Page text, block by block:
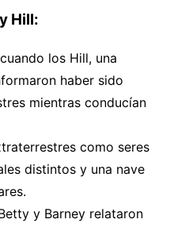
Hill:
los Hill, una
haber sido
mientras conducían
como seres
distintos y una nave
y Barney relataron